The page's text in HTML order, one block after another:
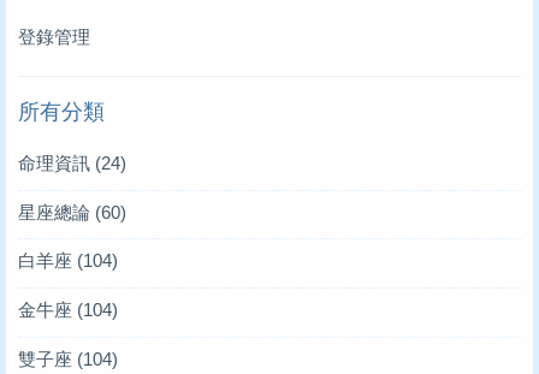
登錄管理
所有分類
命理資訊 (24)
星座總論 (60)
白羊座 (104)
金牛座 (104)
雙子座 (104)